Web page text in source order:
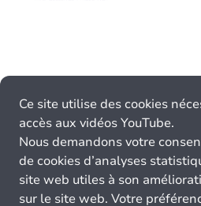
Ce site utilise des cookies
accès aux vidéos YouTube.
Nous demandons votre
de cookies d’analyses
site web utiles à son
sur le site web. Votre